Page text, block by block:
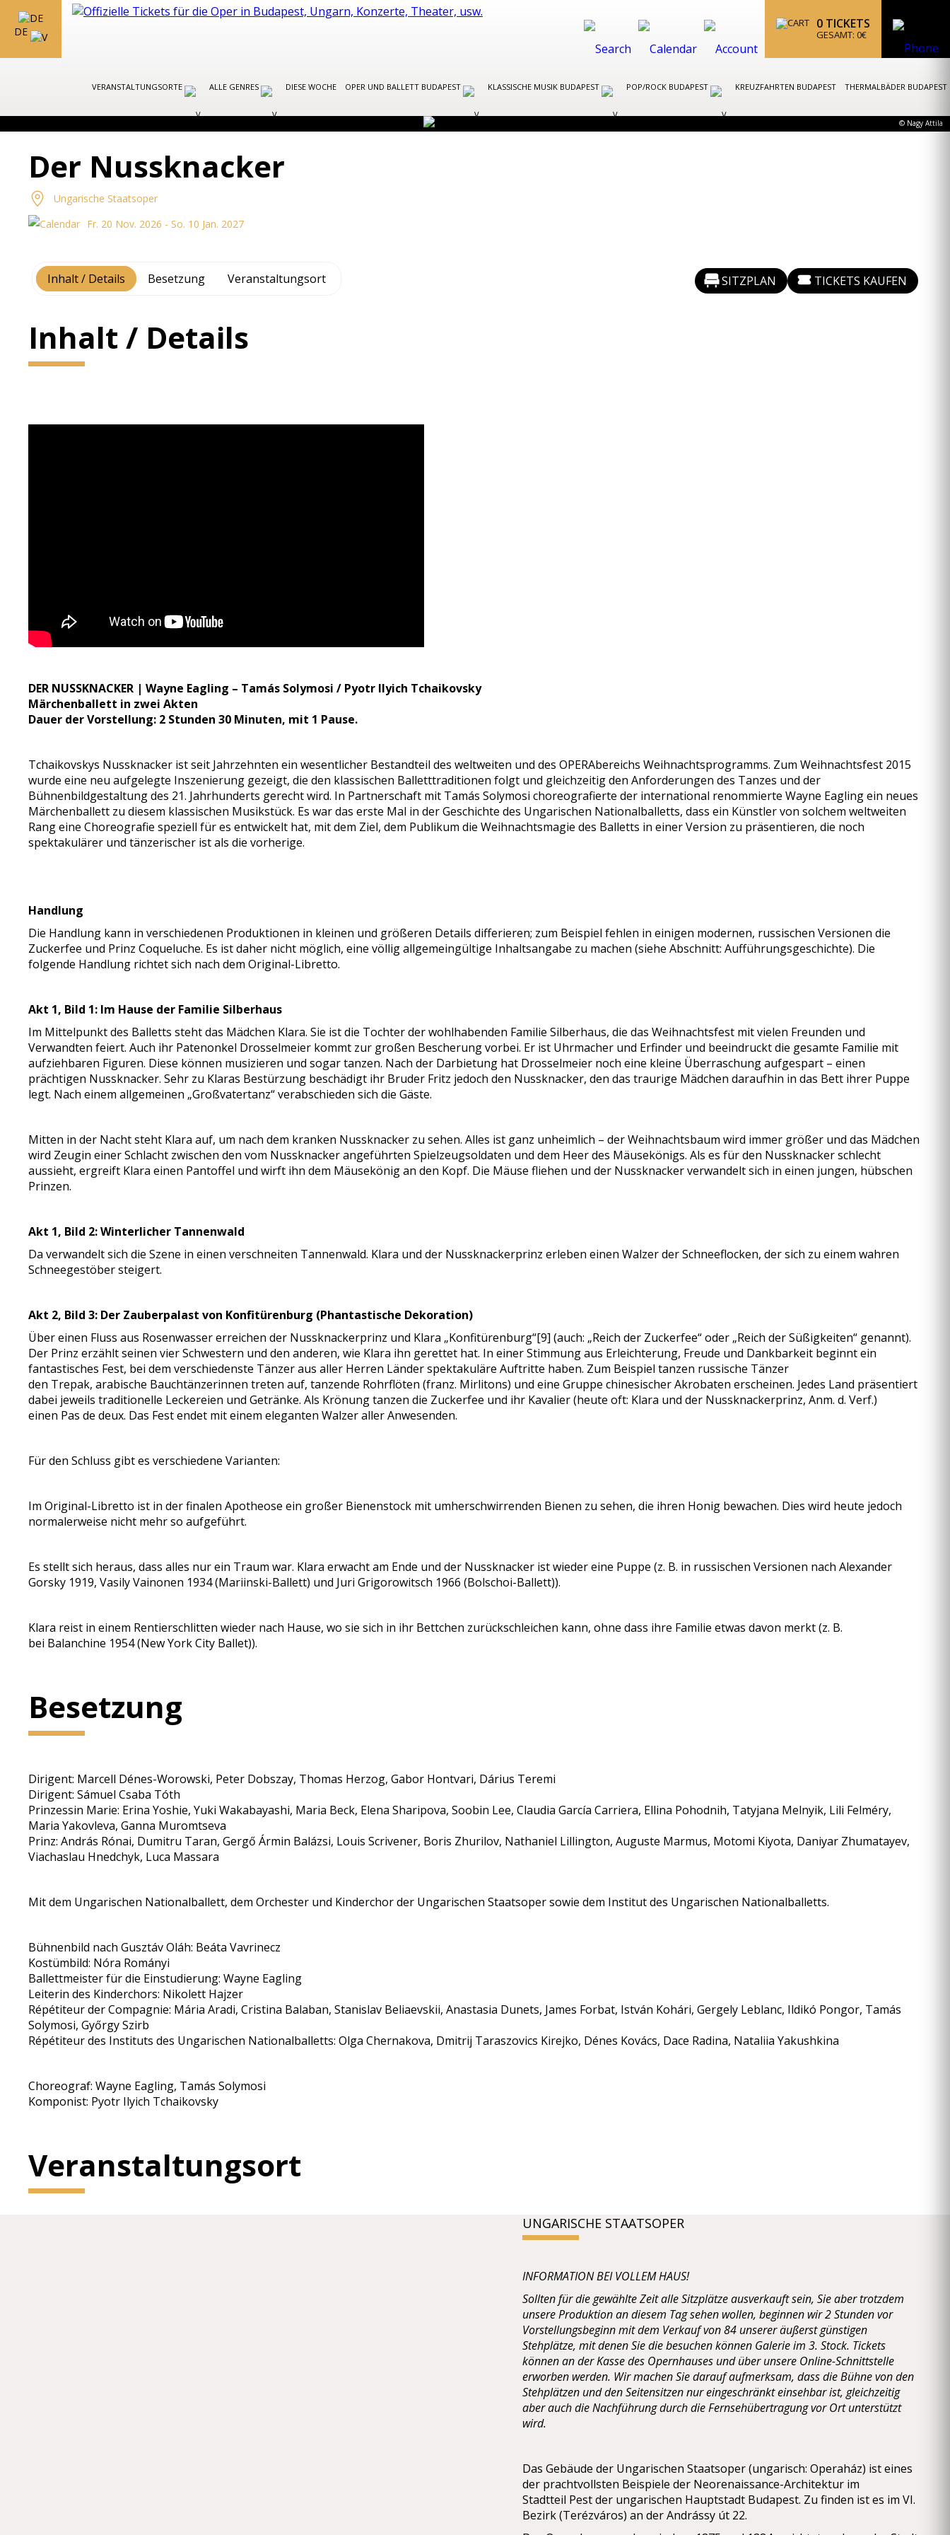
DE
0 TICKETS
GESAMT: 0€
VERANSTALTUNGSORTE ALLE GENRES DIESE WOCHE OPER UND BALLETT BUDAPEST KLASSISCHE MUSIK BUDAPEST POP/ROCK BUDAPEST KREUZFAHRTEN BUDAPEST THERMALBÄDER BUDAPEST
© Nagy Attila
Der Nussknacker
Ungarische Staatsoper
Fr. 20 Nov. 2026 - So. 10 Jan. 2027
Inhalt / Details Besetzung Veranstaltungsort SITZPLAN TICKETS KAUFEN
Inhalt / Details
DER NUSSKNACKER | Wayne Eagling – Tamás Solymosi / Pyotr Ilyich Tchaikovsky
Märchenballett in zwei Akten
Dauer der Vorstellung: 2 Stunden 30 Minuten, mit 1 Pause.
Tchaikovskys Nussknacker ist seit Jahrzehnten ein wesentlicher Bestandteil des weltweiten und des OPERAbereichs Weihnachtsprogramms. Zum Weihnachtsfest 2015
wurde eine neu aufgelegte Inszenierung gezeigt, die den klassischen Balletttraditionen folgt und gleichzeitig den Anforderungen des Tanzes und der
Bühnenbildgestaltung des 21. Jahrhunderts gerecht wird. In Partnerschaft mit Tamás Solymosi choreografierte der international renommierte Wayne Eagling ein neues
Märchenballett zu diesem klassischen Musikstück. Es war das erste Mal in der Geschichte des Ungarischen Nationalballetts, dass ein Künstler von solchem weltweiten
Rang eine Choreografie speziell für es entwickelt hat, mit dem Ziel, dem Publikum die Weihnachtsmagie des Balletts in einer Version zu präsentieren, die noch
spektakulärer und tänzerischer ist als die vorherige.
Handlung
Die Handlung kann in verschiedenen Produktionen in kleinen und größeren Details differieren; zum Beispiel fehlen in einigen modernen, russischen Versionen die
Zuckerfee und Prinz Coqueluche. Es ist daher nicht möglich, eine völlig allgemeingültige Inhaltsangabe zu machen (siehe Abschnitt: Aufführungsgeschichte). Die
folgende Handlung richtet sich nach dem Original-Libretto.
Akt 1, Bild 1: Im Hause der Familie Silberhaus
Im Mittelpunkt des Balletts steht das Mädchen Klara. Sie ist die Tochter der wohlhabenden Familie Silberhaus, die das Weihnachtsfest mit vielen Freunden und
Verwandten feiert. Auch ihr Patenonkel Drosselmeier kommt zur großen Bescherung vorbei. Er ist Uhrmacher und Erfinder und beeindruckt die gesamte Familie mit
aufziehbaren Figuren. Diese können musizieren und sogar tanzen. Nach der Darbietung hat Drosselmeier noch eine kleine Überraschung aufgespart – einen
prächtigen Nussknacker. Sehr zu Klaras Bestürzung beschädigt ihr Bruder Fritz jedoch den Nussknacker, den das traurige Mädchen daraufhin in das Bett ihrer Puppe
legt. Nach einem allgemeinen „Großvatertanz“ verabschieden sich die Gäste.
Mitten in der Nacht steht Klara auf, um nach dem kranken Nussknacker zu sehen. Alles ist ganz unheimlich – der Weihnachtsbaum wird immer größer und das Mädchen
wird Zeugin einer Schlacht zwischen den vom Nussknacker angeführten Spielzeugsoldaten und dem Heer des Mäusekönigs. Als es für den Nussknacker schlecht
aussieht, ergreift Klara einen Pantoffel und wirft ihn dem Mäusekönig an den Kopf. Die Mäuse fliehen und der Nussknacker verwandelt sich in einen jungen, hübschen
Prinzen.
Akt 1, Bild 2: Winterlicher Tannenwald
Da verwandelt sich die Szene in einen verschneiten Tannenwald. Klara und der Nussknackerprinz erleben einen Walzer der Schneeflocken, der sich zu einem wahren
Schneegestöber steigert.
Akt 2, Bild 3: Der Zauberpalast von Konfitürenburg (Phantastische Dekoration)
Über einen Fluss aus Rosenwasser erreichen der Nussknackerprinz und Klara „Konfitürenburg“[9] (auch: „Reich der Zuckerfee“ oder „Reich der Süßigkeiten“ genannt).
Der Prinz erzählt seinen vier Schwestern und den anderen, wie Klara ihn gerettet hat. In einer Stimmung aus Erleichterung, Freude und Dankbarkeit beginnt ein
fantastisches Fest, bei dem verschiedenste Tänzer aus aller Herren Länder spektakuläre Auftritte haben. Zum Beispiel tanzen russische Tänzer
den Trepak, arabische Bauchtänzerinnen treten auf, tanzende Rohrflöten (franz. Mirlitons) und eine Gruppe chinesischer Akrobaten erscheinen. Jedes Land präsentiert
dabei jeweils traditionelle Leckereien und Getränke. Als Krönung tanzen die Zuckerfee und ihr Kavalier (heute oft: Klara und der Nussknackerprinz, Anm. d. Verf.)
einen Pas de deux. Das Fest endet mit einem eleganten Walzer aller Anwesenden.
Für den Schluss gibt es verschiedene Varianten:
Im Original-Libretto ist in der finalen Apotheose ein großer Bienenstock mit umherschwirrenden Bienen zu sehen, die ihren Honig bewachen. Dies wird heute jedoch
normalerweise nicht mehr so aufgeführt.
Es stellt sich heraus, dass alles nur ein Traum war. Klara erwacht am Ende und der Nussknacker ist wieder eine Puppe (z. B. in russischen Versionen nach Alexander
Gorsky 1919, Vasily Vainonen 1934 (Mariinski-Ballett) und Juri Grigorowitsch 1966 (Bolschoi-Ballett)).
Klara reist in einem Rentierschlitten wieder nach Hause, wo sie sich in ihr Bettchen zurückschleichen kann, ohne dass ihre Familie etwas davon merkt (z. B.
bei Balanchine 1954 (New York City Ballet)).
Besetzung
Dirigent: Marcell Dénes-Worowski, Peter Dobszay, Thomas Herzog, Gabor Hontvari, Dárius Teremi
Dirigent: Sámuel Csaba Tóth
Prinzessin Marie: Erina Yoshie, Yuki Wakabayashi, Maria Beck, Elena Sharipova, Soobin Lee, Claudia García Carriera, Ellina Pohodnih, Tatyjana Melnyik, Lili Felméry,
Maria Yakovleva, Ganna Muromtseva
Prinz: András Rónai, Dumitru Taran, Gergő Ármin Balázsi, Louis Scrivener, Boris Zhurilov, Nathaniel Lillington, Auguste Marmus, Motomi Kiyota, Daniyar Zhumatayev,
Viachaslau Hnedchyk, Luca Massara
Mit dem Ungarischen Nationalballett, dem Orchester und Kinderchor der Ungarischen Staatsoper sowie dem Institut des Ungarischen Nationalballetts.
Bühnenbild nach Gusztáv Oláh: Beáta Vavrinecz
Kostümbild: Nóra Rományi
Ballettmeister für die Einstudierung: Wayne Eagling
Leiterin des Kinderchors: Nikolett Hajzer
Répétiteur der Compagnie: Mária Aradi, Cristina Balaban, Stanislav Beliaevskii, Anastasia Dunets, James Forbat, István Kohári, Gergely Leblanc, Ildikó Pongor, Tamás
Solymosi, Győrgy Szirb
Répétiteur des Instituts des Ungarischen Nationalballetts: Olga Chernakova, Dmitrij Taraszovics Kirejko, Dénes Kovács, Dace Radina, Nataliia Yakushkina
Choreograf: Wayne Eagling, Tamás Solymosi
Komponist: Pyotr Ilyich Tchaikovsky
Veranstaltungsort
UNGARISCHE STAATSOPER
INFORMATION BEI VOLLEM HAUS!
Sollten für die gewählte Zeit alle Sitzplätze ausverkauft sein, Sie aber trotzdem
unsere Produktion an diesem Tag sehen wollen, beginnen wir 2 Stunden vor
Vorstellungsbeginn mit dem Verkauf von 84 unserer äußerst günstigen
Stehplätze, mit denen Sie die besuchen können Galerie im 3. Stock. Tickets
können an der Kasse des Opernhauses und über unsere Online-Schnittstelle
erworben werden. Wir machen Sie darauf aufmerksam, dass die Bühne von den
Stehplätzen und den Seitensitzen nur eingeschränkt einsehbar ist, gleichzeitig
aber auch die Nachführung durch die Fernsehübertragung vor Ort unterstützt
wird.
Das Gebäude der Ungarischen Staatsoper (ungarisch: Operaház) ist eines
der prachtvollsten Beispiele der Neorenaissance-Architektur im
Stadtteil Pest der ungarischen Hauptstadt Budapest. Zu finden ist es im VI.
Bezirk (Terézváros) an der Andrássy út 22.